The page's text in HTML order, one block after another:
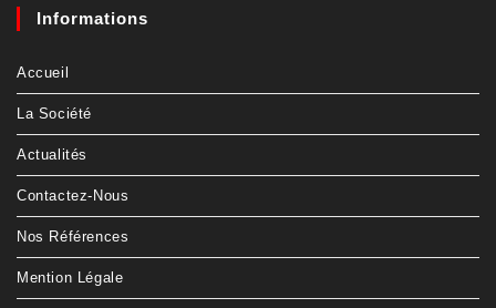
Informations
Accueil
La Société
Actualités
Contactez-Nous
Nos Références
Mention Légale